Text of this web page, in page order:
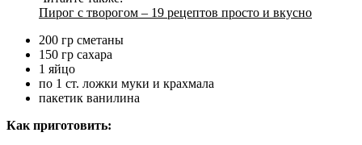
Пирог с творогом – 19 рецептов просто и вкусно
200 гр сметаны
150 гр сахара
1 яйцо
по 1 ст. ложки муки и крахмала
пакетик ванилина
Как приготовить: